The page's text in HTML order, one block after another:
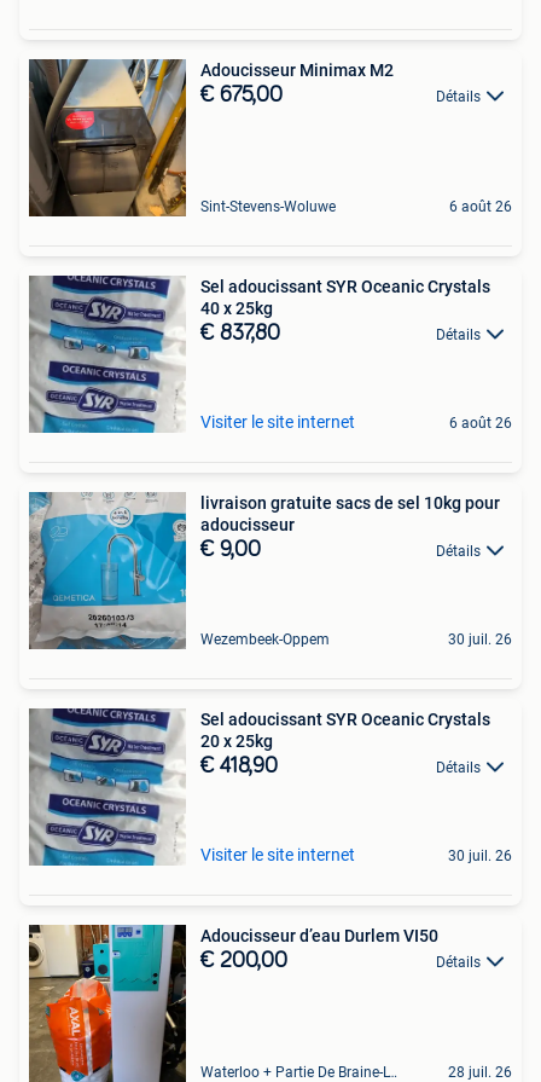
Adoucisseur Minimax M2
€ 675,00 Détails
Sint-Stevens-Woluwe 6 août 26
Sel adoucissant SYR Oceanic Crystals
40 x 25kg
€ 837,80 Détails
Visiter le site internet 6 août 26
livraison gratuite sacs de sel 10kg pour
adoucisseur
€ 9,00 Détails
Wezembeek-Oppem 30 juil. 26
Sel adoucissant SYR Oceanic Crystals
20 x 25kg
€ 418,90 Détails
Visiter le site internet 30 juil. 26
Adoucisseur d’eau Durlem VI50
€ 200,00 Détails
Waterloo + Partie De Braine-L'Alleud, De Ohain 28 juil. 26